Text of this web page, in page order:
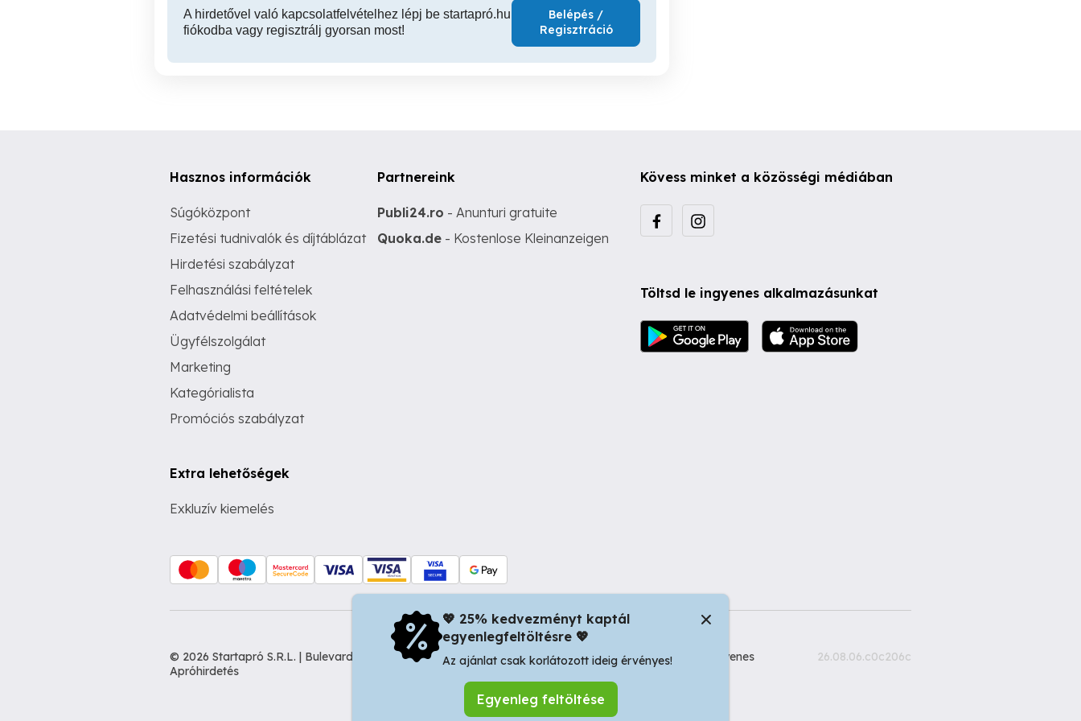
A hirdetővel való kapcsolatfelvételhez lépj be startapró.hu
fiókodba vagy regisztrálj gyorsan most!
Belépés /
Regisztráció
Hasznos információk
Súgóközpont
Fizetési tudnivalók és díjtáblázat
Hirdetési szabályzat
Felhasználási feltételek
Adatvédelmi beállítások
Ügyfélszolgálat
Marketing
Kategórialista
Promóciós szabályzat
Extra lehetőségek
Exkluzív kiemelés
Partnereink
Publi24.ro - Anunturi gratuite
Quoka.de - Kostenlose Kleinanzeigen
Kövess minket a közösségi médiában
Töltsd le ingyenes alkalmazásunkat
© 2026 Startapró S.R.L. | Bulevardul Dacia nr 34, Oradea 410346, Romania | Tax ID: RO44483373 -
Ingyenes
Apróhirdetés
26.08.06.c0c206c
💖 25% kedvezményt kaptál
egyenlegfeltöltésre 💖
Az ajánlat csak korlátozott ideig érvényes!
Egyenleg feltöltése